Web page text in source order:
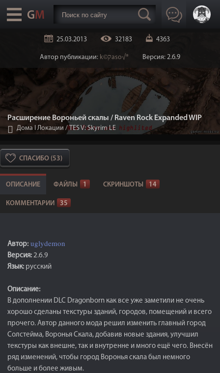
25.03.2013 32183 4363
Автор публикации: k©קaso√® Версия: 2.6.9
Расширение Вороньей скалы / Raven Rock Expanded WIP
Дома I Локации /TES V: Skyrim LE
СПАСИБО (53)
ОПИСАНИЕ ФАЙЛЫ 1 СКРИНШОТЫ 14
КОММЕНТАРИИ 35
Автор: uglydemon
Версия: 2.6.9
Язык: русский
Описание:
В дополнении DLC Dragonborn как все уже заметили не очень
хорошо сделаны текстуры зданий, городов, помещений и всего
прочего. Автор данного мода решил изменить главный город
Солстейма, Воронья Скала, добавив новые здания, улучшил
текстуры как внешне, так и внутренне и много ещё чего. Внесён
ряд изменений, чтобы город Воронья скала был немного
больше и более живым.